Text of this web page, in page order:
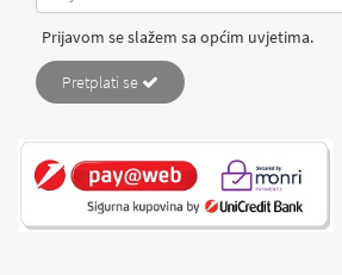
Prijavom se slažem sa općim uvjetima.
Pretplati se